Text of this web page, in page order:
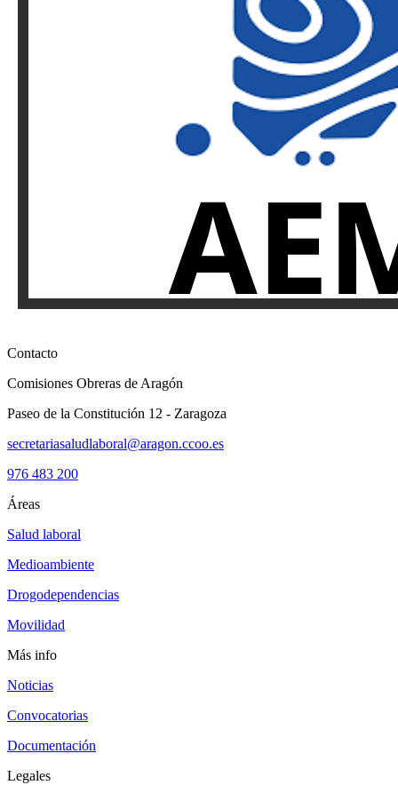
Contacto
Comisiones Obreras de Aragón
Paseo de la Constitución 12 - Zaragoza
secretariasaludlaboral@aragon.ccoo.es
976 483 200
Áreas
Salud laboral
Medioambiente
Drogodependencias
Movilidad
Más info
Noticias
Convocatorias
Documentación
Legales